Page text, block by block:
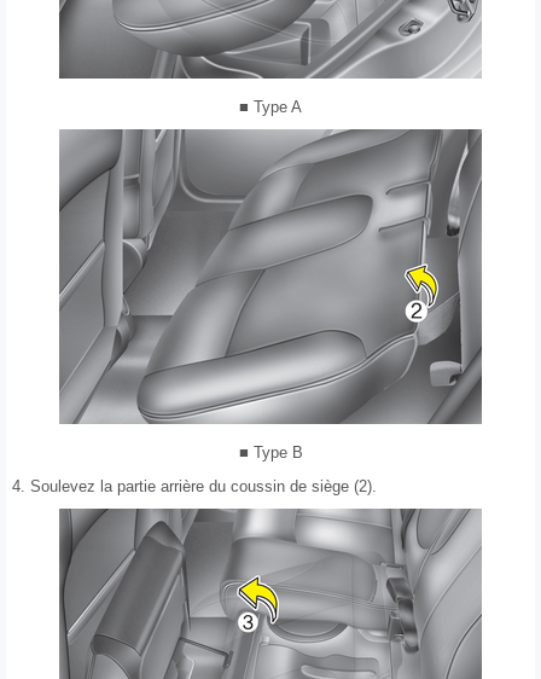
■ Type A
■ Type B
4. Soulevez la partie arrière du coussin de siège (2).